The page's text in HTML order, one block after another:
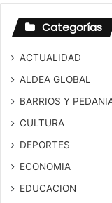
Categorías
ACTUALIDAD
ALDEA GLOBAL
BARRIOS Y
CULTURA
DEPORTES
ECONOMIA
EDUCACION